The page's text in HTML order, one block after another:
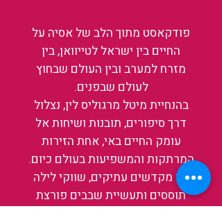
פודקאסט מתוך הלב של אסיה על
החיים בין ישראל לטייוואן, בין
מזרח למערב ובין העולם שבחוץ
לעולם שבפנים.
בהנחיית מיטל מרגוליס לין, נצלול
דרך סיפורים, תובנות ושיחות אל
עומק החיים באי, אחת הזירות
המרתקות והמשפיעות בעולם כיום.
בין מקדשים עתיקים, שווקי לילה
תוססים ותעשיית שבבים פורצת